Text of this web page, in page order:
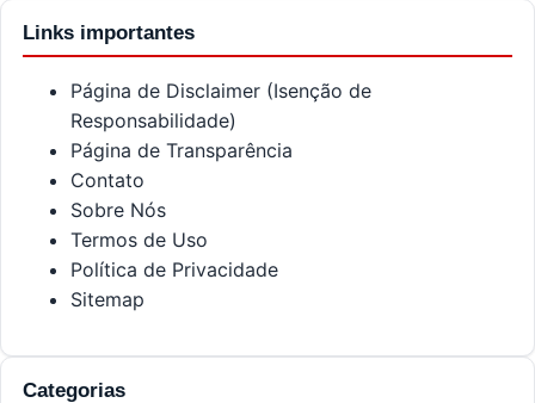
Links importantes
Página de Disclaimer (Isenção de
Responsabilidade)
Página de Transparência
Contato
Sobre Nós
Termos de Uso
Política de Privacidade
Sitemap
Categorias